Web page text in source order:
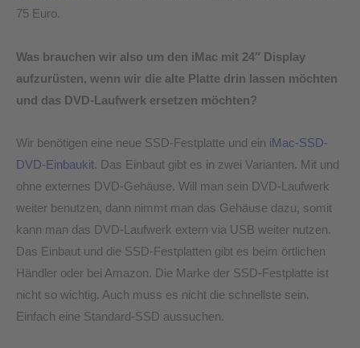
75 Euro.
Was brauchen wir also um den iMac mit 24″ Display
aufzurüsten, wenn wir die alte Platte drin lassen möchten
und das DVD-Laufwerk ersetzen möchten?
Wir benötigen eine neue SSD-Festplatte und ein iMac-SSD-
DVD-Einbaukit. Das Einbaut gibt es in zwei Varianten. Mit und
ohne externes DVD-Gehäuse. Will man sein DVD-Laufwerk
weiter benutzen, dann nimmt man das Gehäuse dazu, somit
kann man das DVD-Laufwerk extern via USB weiter nutzen.
Das Einbaut und die SSD-Festplatten gibt es beim örtlichen
Händler oder bei Amazon. Die Marke der SSD-Festplatte ist
nicht so wichtig. Auch muss es nicht die schnellste sein.
Einfach eine Standard-SSD aussuchen.